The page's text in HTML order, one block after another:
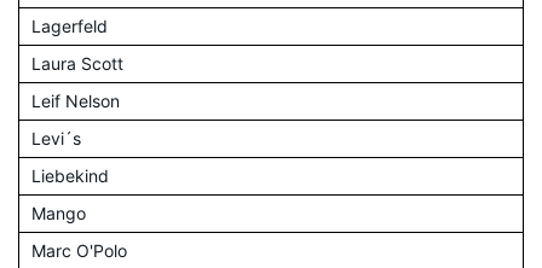
Lagerfeld
Laura Scott
Leif Nelson
Levi´s
Liebekind
Mango
Marc O'Polo